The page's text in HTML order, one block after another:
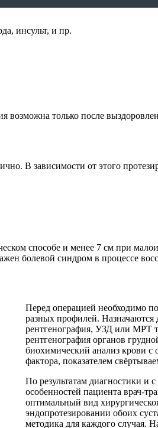
инсульт, и пр.
возможна только после
В зависимости от этого
способе и менее 7 см при
болевой синдром в процессе
Перед операцией необходимо
разных профилей. Назначаются
рентгенография, УЗД или МРТ
рентгенография органов
биохимический анализ крови с
фактора, показателем
По результатам диагностики и
особенностей пациента врач-
оптимальный вид
эндопротезировании обоих
методика для каждого случая.